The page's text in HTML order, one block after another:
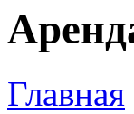
Главная